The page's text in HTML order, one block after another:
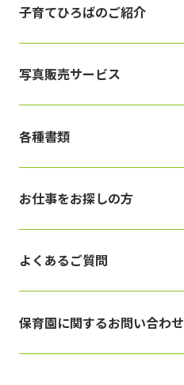
子育てひろばのご紹介
写真販売サービス
各種書類
お仕事をお探しの方
よくあるご質問
保育園に関するお問い合わせ